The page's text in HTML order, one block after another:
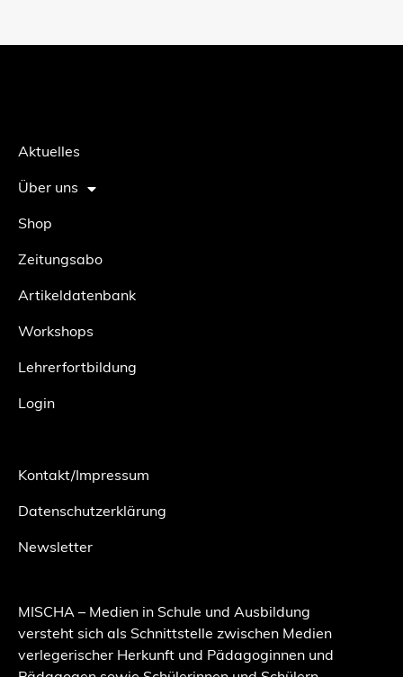
Aktuelles
Über uns
Shop
Zeitungsabo
Artikeldatenbank
Workshops
Lehrerfortbildung
Login
Kontakt/Impressum
Datenschutzerklärung
Newsletter
MISCHA – Medien in Schule und Ausbildung
versteht sich als Schnittstelle zwischen Medien
verlegerischer Herkunft und Pädagoginnen und